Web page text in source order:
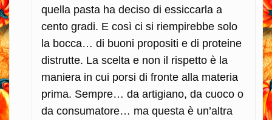
quella pasta ha deciso di essiccarla a
cento gradi. E così ci si riempirebbe solo
la bocca… di buoni propositi e di proteine
distrutte. La scelta e non il rispetto è la
maniera in cui porsi di fronte alla materia
prima. Sempre… da artigiano, da cuoco o
da consumatore… ma questa è un’altra